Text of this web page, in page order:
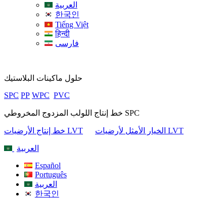
العربية
한국인
Tiếng Việt
हिन्दी
فارسی
حلول ماكينات البلاستيك
SPC PP WPC PVC
خط إنتاج اللولب المزدوج المخروطي SPC
خط إنتاج الأرضيات LVT الخيار الأمثل لأرضيات LVT
العربية
Español
Português
العربية
한국인